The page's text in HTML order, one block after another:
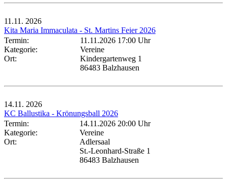
11.11. 2026
Kita Maria Immaculata - St. Martins Feier 2026
Termin:
11.11.2026 17:00 Uhr
Kategorie:
Vereine
Ort:
Kindergartenweg 1
86483 Balzhausen
14.11. 2026
KC Ballustika - Krönungsball 2026
Termin:
14.11.2026 20:00 Uhr
Kategorie:
Vereine
Ort:
Adlersaal
St.-Leonhard-Straße 1
86483 Balzhausen